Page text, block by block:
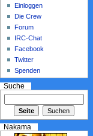
Einloggen
Die Crew
Forum
IRC-Chat
Facebook
Twitter
Spenden
Suche
Nakama